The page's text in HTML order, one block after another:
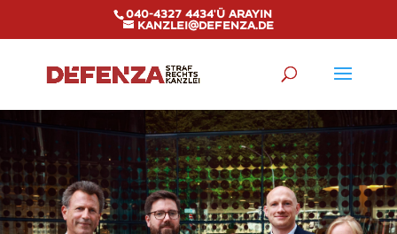
040-4327 4434'ü arayın
kanzlei@defenza.de